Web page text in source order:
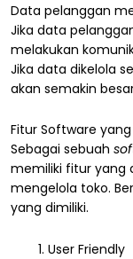
Data pelanggan
Jika data
melakukan
Jika data dikelola
akan semakin
Fitur Software
Sebagai sebuah
memiliki fitur yang
mengelola toko.
yang dimiliki.
User Friendly